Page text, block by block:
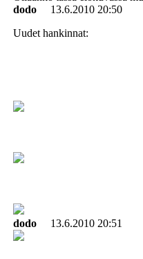
dodo
13.6.2010 20:50
Uudet hankinnat:
dodo 13.6.2010 20:51